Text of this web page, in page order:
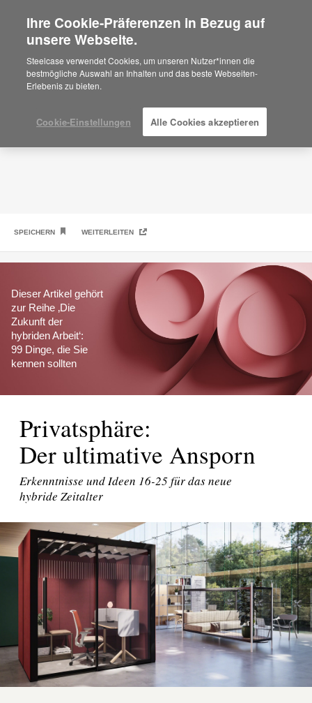
Are you in United States?
Would you like to see Products we sell in
your region?
Americas
Español
Privatsphäre: Der ultimative Ansporn
SPEICHERN WEITERLEITEN
Dieser Artikel gehört
zur Reihe ‚Die
Zukunft der
hybriden Arbeit‘:
99 Dinge, die Sie
kennen sollten
Erkenntnisse und Ideen 16-25 für das neue
hybride Zeitalter
Privatsphäre:
Der ultimative Ansporn
Ihre Cookie-Präferenzen in Bezug auf
unsere Webseite.
Steelcase verwendet Cookies, um unseren Nutzer*innen die
bestmögliche Auswahl an Inhalten und das beste Webseiten-
Erlebenis zu bieten.
Cookie-Einstellungen Alle Cookies akzeptieren